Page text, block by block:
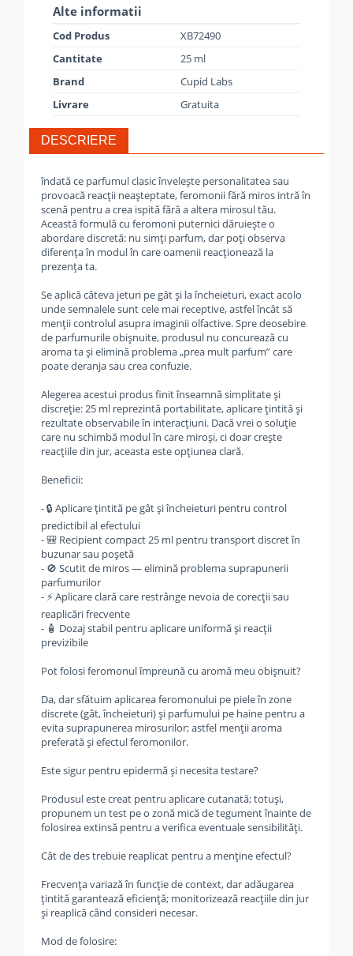
Alte informatii
Cod Produs
XB72490
Cantitate
25 ml
Brand
Cupid Labs
Livrare
Gratuita
DESCRIERE
îndată ce parfumul clasic învelește personalitatea sau
provoacă reacții neașteptate, feromonii fără miros intră în
scenă pentru a crea ispită fără a altera mirosul tău.
Această formulă cu feromoni puternici dăruiește o
abordare discretă: nu simți parfum, dar poți observa
diferența în modul în care oamenii reacționează la
prezența ta.
Se aplică câteva jeturi pe gât și la încheieturi, exact acolo
unde semnalele sunt cele mai receptive, astfel încât să
menții controlul asupra imaginii olfactive. Spre deosebire
de parfumurile obișnuite, produsul nu concurează cu
aroma ta și elimină problema „prea mult parfum” care
poate deranja sau crea confuzie.
Alegerea acestui produs finit înseamnă simplitate și
discreție: 25 ml reprezintă portabilitate, aplicare țintită și
rezultate observabile în interacțiuni. Dacă vrei o soluție
care nu schimbă modul în care miroși, ci doar crește
reacțiile din jur, aceasta este opțiunea clară.
Beneficii:
- 🔒 Aplicare țintită pe gât și încheieturi pentru control
predictibil al efectului
- 🎒 Recipient compact 25 ml pentru transport discret în
buzunar sau poșetă
- 🚫 Scutit de miros — elimină problema suprapunerii
parfumurilor
- ⚡ Aplicare clară care restrânge nevoia de corecții sau
reaplicări frecvente
- 🧴 Dozaj stabil pentru aplicare uniformă și reacții
previzibile
Pot folosi feromonul împreună cu aromă meu obișnuit?
Da, dar sfătuim aplicarea feromonului pe piele în zone
discrete (gât, încheieturi) și parfumului pe haine pentru a
evita suprapunerea mirosurilor; astfel menții aroma
preferată și efectul feromonilor.
Este sigur pentru epidermă și necesita testare?
Produsul este creat pentru aplicare cutanată; totuși,
propunem un test pe o zonă mică de tegument înainte de
folosirea extinsă pentru a verifica eventuale sensibilități.
Cât de des trebuie reaplicat pentru a menține efectul?
Frecvența variază în funcție de context, dar adăugarea
țintită garantează eficiență; monitorizează reacțiile din jur
și reaplică când consideri necesar.
Mod de folosire: